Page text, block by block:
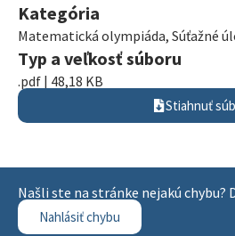
Kategória
Matematická olympiáda, Súťažné
Typ a veľkosť súboru
.pdf | 48,18 KB
Stiahnuť
Našli ste na stránke nejakú chybu?
Nahlásiť chybu